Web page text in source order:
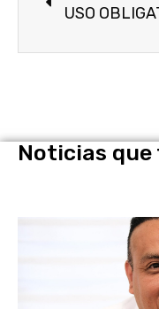
Noticias